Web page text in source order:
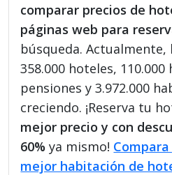
comparar precios de
páginas web para
búsqueda. Actualmente,
358.000 hoteles, 110.000
pensiones y 3.972.000
creciendo. ¡Reserva tu
mejor precio y con
60% ya mismo!
mejor habitación de